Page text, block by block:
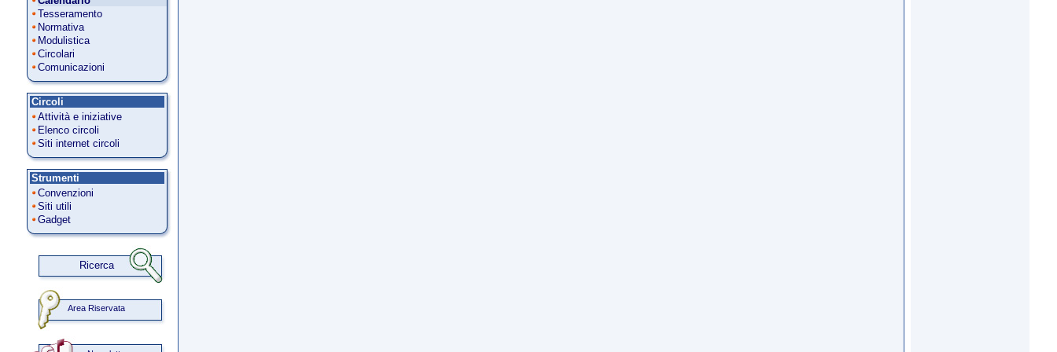
Tesseramento
Normativa
Modulistica
Circolari
Comunicazioni
Circoli
Attività e iniziative
Elenco circoli
Siti internet circoli
Strumenti
Convenzioni
Siti utili
Gadget
Ricerca
Area Riservata